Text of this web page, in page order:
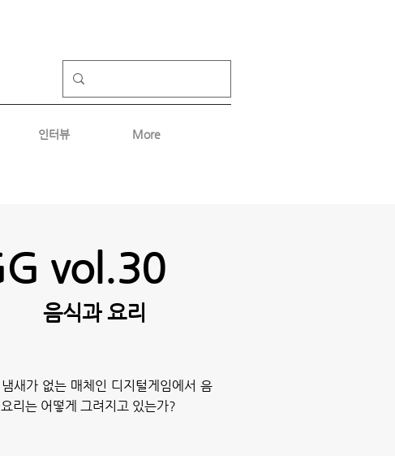
인터뷰 More
vol.30
음식과 요리
새가 없는 매체인 디지털게임에서 음
리는 어떻게 그려지고 있는가?